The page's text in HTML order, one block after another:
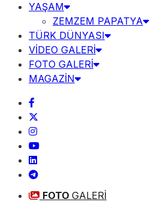
YAŞAM
ZEMZEM PAPATYA
TÜRK DÜNYASI
VİDEO GALERİ
FOTO GALERİ
MAGAZİN
FOTO GALERİ